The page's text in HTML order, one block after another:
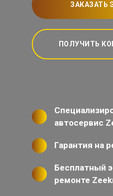
ЗАКАЗАТЬ
ПОЛУЧИТЬ
автосервис
Гарантия на
Бесплатный
ремонте